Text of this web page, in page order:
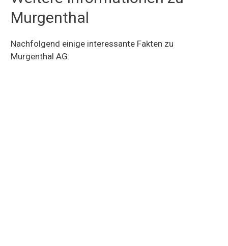
Murgenthal
Nachfolgend einige interessante Fakten zu
Murgenthal AG: